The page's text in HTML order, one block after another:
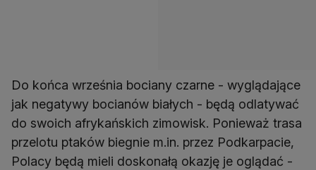
Do końca września bociany czarne - wyglądające
jak negatywy bocianów białych - będą odlatywać
do swoich afrykańskich zimowisk. Ponieważ trasa
przelotu ptaków biegnie m.in. przez Podkarpacie,
Polacy będą mieli doskonałą okazję je oglądać -